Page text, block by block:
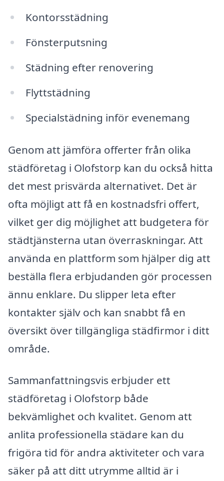
Kontorsstädning
Fönsterputsning
Städning efter renovering
Flyttstädning
Specialstädning inför evenemang
Genom att jämföra offerter från olika
städföretag i Olofstorp kan du också hitta
det mest prisvärda alternativet. Det är
ofta möjligt att få en kostnadsfri offert,
vilket ger dig möjlighet att budgetera för
städtjänsterna utan överraskningar. Att
använda en plattform som hjälper dig att
beställa flera erbjudanden gör processen
ännu enklare. Du slipper leta efter
kontakter själv och kan snabbt få en
översikt över tillgängliga städfirmor i ditt
område.
Sammanfattningsvis erbjuder ett
städföretag i Olofstorp både
bekvämlighet och kvalitet. Genom att
anlita professionella städare kan du
frigöra tid för andra aktiviteter och vara
säker på att ditt utrymme alltid är i